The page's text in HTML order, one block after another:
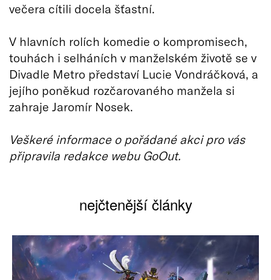
večera cítili docela šťastní.
V hlavních rolích komedie o kompromisech,
touhách i selháních v manželském životě se v
Divadle Metro představí Lucie Vondráčková, a
jejího poněkud rozčarovaného manžela si
zahraje Jaromír Nosek.
Veškeré informace o pořádané akci pro vás
připravila redakce webu GoOut.
nejčtenější články